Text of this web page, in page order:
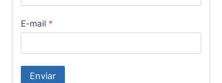
E-mail *